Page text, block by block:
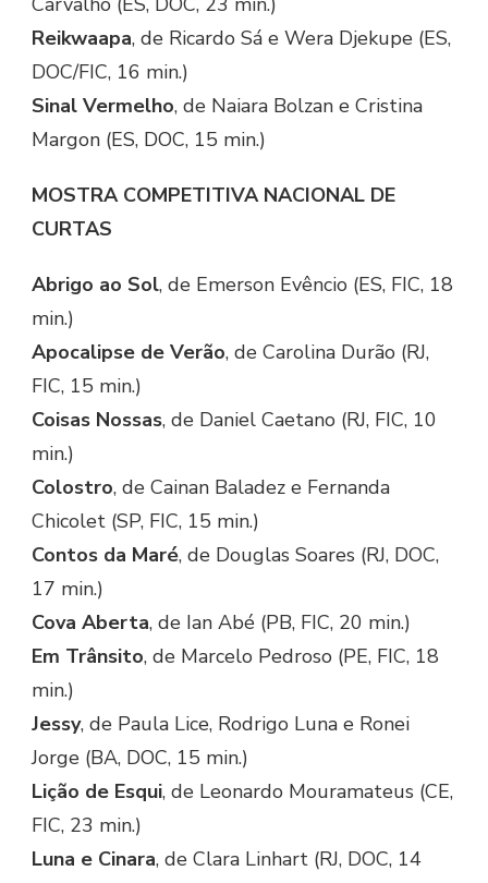
Reikwaapa, de Ricardo Sá e Wera Djekupe (ES,
DOC/FIC, 16 min.)
Sinal Vermelho, de Naiara Bolzan e Cristina
Margon (ES, DOC, 15 min.)
MOSTRA COMPETITIVA NACIONAL DE
CURTAS
Abrigo ao Sol, de Emerson Evêncio (ES, FIC, 18
min.)
Apocalipse de Verão, de Carolina Durão (RJ,
FIC, 15 min.)
Coisas Nossas, de Daniel Caetano (RJ, FIC, 10
min.)
Colostro, de Cainan Baladez e Fernanda
Chicolet (SP, FIC, 15 min.)
Contos da Maré, de Douglas Soares (RJ, DOC,
17 min.)
Cova Aberta, de Ian Abé (PB, FIC, 20 min.)
Em Trânsito, de Marcelo Pedroso (PE, FIC, 18
min.)
Jessy, de Paula Lice, Rodrigo Luna e Ronei
Jorge (BA, DOC, 15 min.)
Lição de Esqui, de Leonardo Mouramateus (CE,
FIC, 23 min.)
Luna e Cinara, de Clara Linhart (RJ, DOC, 14